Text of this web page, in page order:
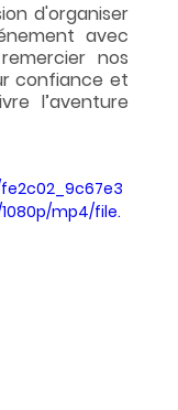
d'organiser
avec
nos
confiance et
l’aventure
mp4/file.